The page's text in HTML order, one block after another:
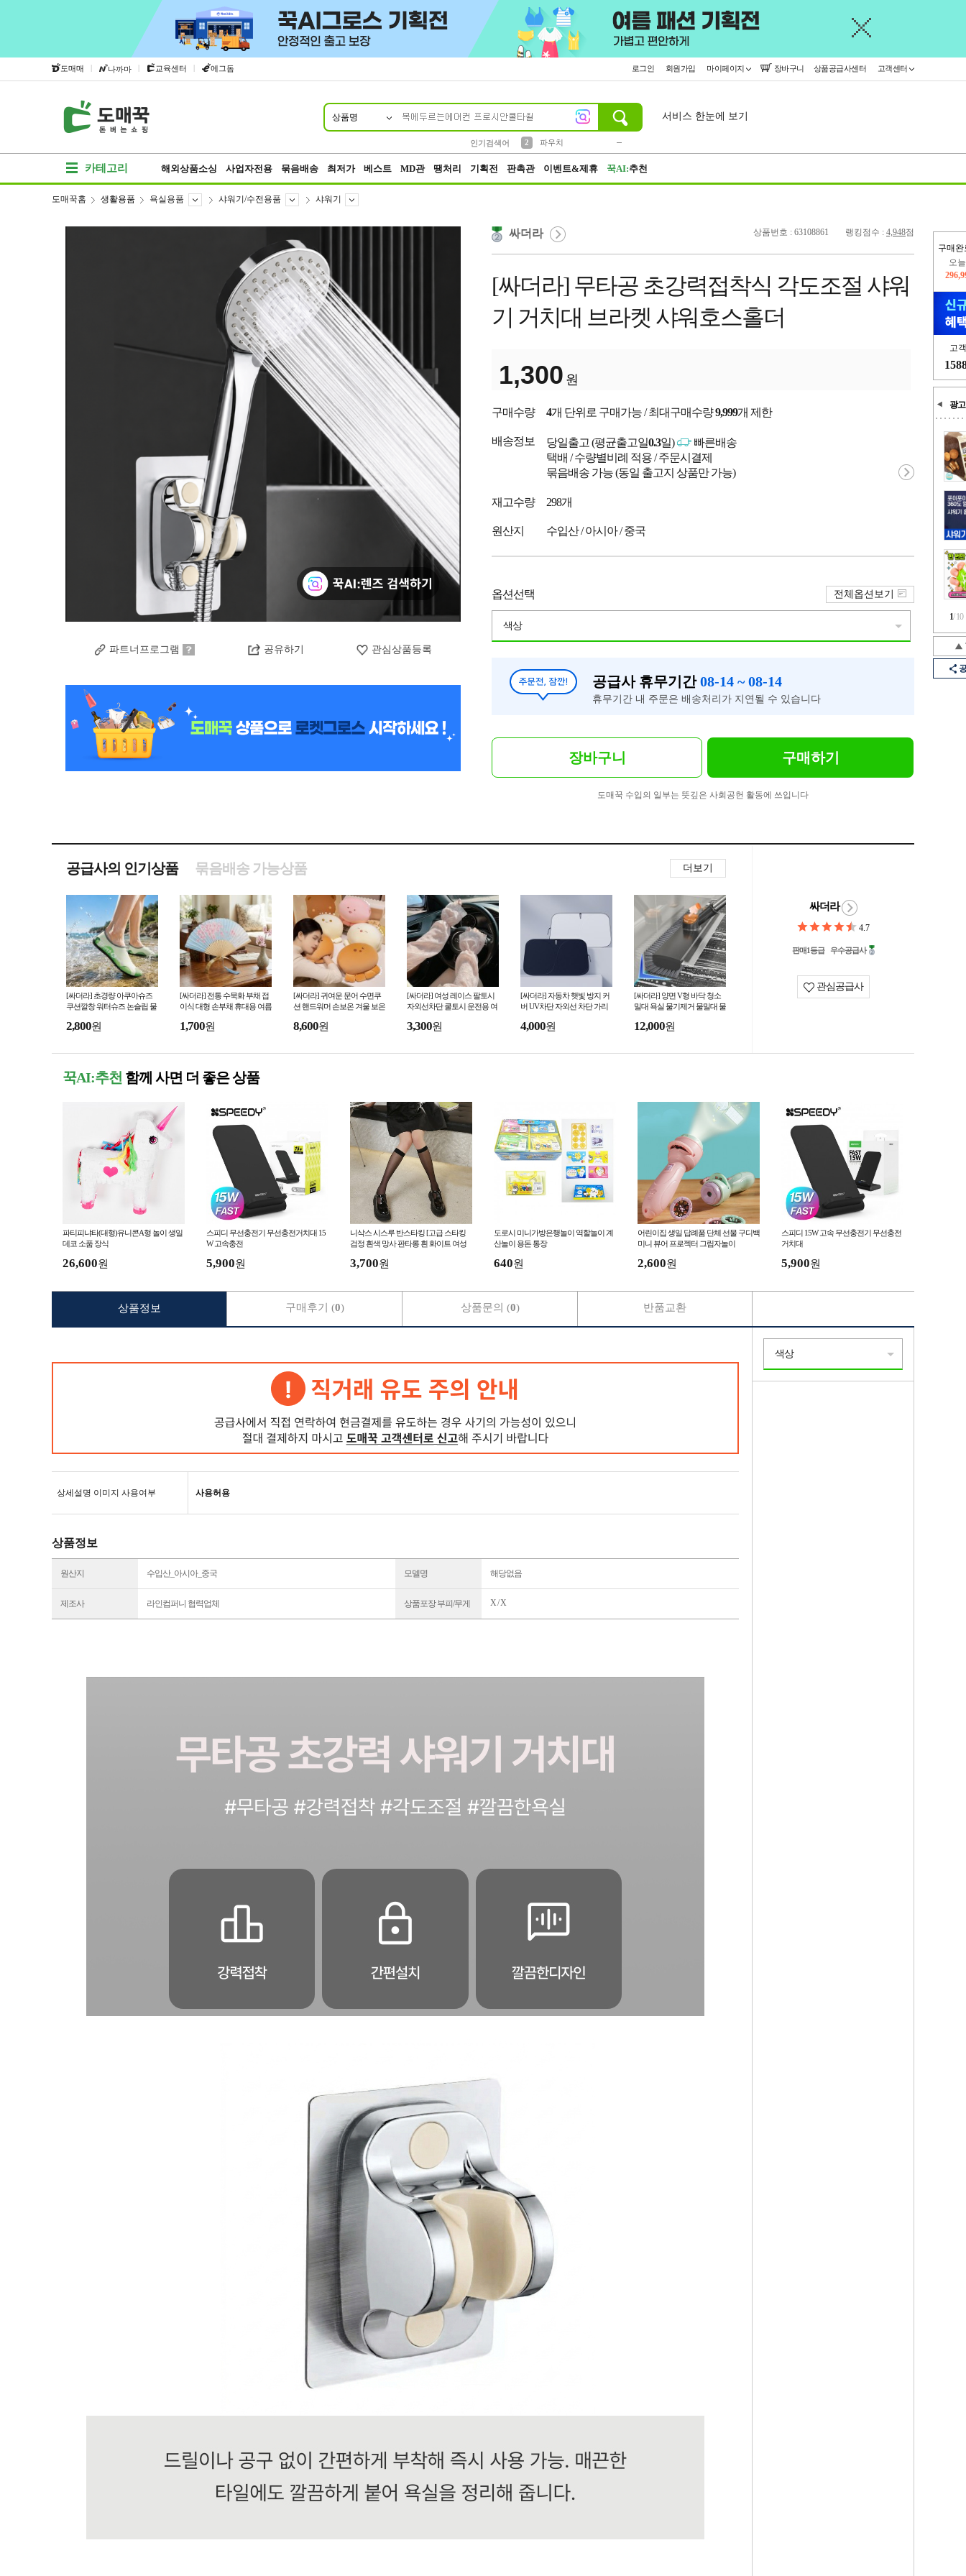
도매매 | 나까마 | 교육센터 | 에그돔 로그인 회원가입 마이페이지 장바구니 상품공급사센터 고객센터
상품명
인기검색어
2
파우치
서비스 한눈에 보기
카테고리 해외상품소싱 사업자전용 묶음배송 최저가 베스트 MD관 땡처리 기획전 판촉관 이벤트&제휴 꾹AI:추천
구매완
오
고
광고
1/10
도매꾹홈 생활용품 욕실용품 샤워기/수전용품 샤워기
파트너프로그램 공유하기 관심상품등록
상품번호 : 63108861 랭킹점수 : 4,948점
싸더라
[싸더라] 무타공 초강력접착식 각도조절 샤워
기 거치대 브라켓 샤워호스홀더
1,300 원
구매수량 4개 단위로 구매가능 / 최대구매수량9,999개 제한
배송정보 당일출고 (평균출고일0.3일)
빠른배송
택배 / 수량별비례 적용 / 주문시결제
묶음배송 가능 (동일 출고지 상품만 가능)
재고수량 298개
원산지 수입산 / 아시아 / 중국
옵션선택
색상
전체옵션보기
공급사 휴무기간08-14 ~ 08-14
휴무기간 내 주문은 배송처리가 지연될 수 있습니다
장바구니 구매하기
도매꾹 수입의 일부는 뜻깊은 사회공헌 활동에 쓰입니다
공급사의 인기상품 더보기
묶음배송 가능상품
[싸더라] 초경량 아쿠아슈즈
쿠션깔창 워터슈즈 논슬립 물
2,800원
[싸더라] 전통 수묵화 부채 접
이식 대형 손부채 휴대용 여름
1,700원
[싸더라] 귀여운 문어 수면쿠
션 핸드워머 손보온 겨울 보온
8,600원
[싸더라] 여성 레이스 팔토시
자외선차단 쿨토시 운전용 여
3,300원
[싸더라] 자동차 햇빛 방지 커
버 UV차단 자외선 차단 가리
4,000원
[싸더라] 양면 V형 바닥 청소
밀대 욕실 물기제거 물밀대 물
12,000원
싸더라
4.7
판매1등급 우수공급사
관심공급사
꾹AI:추천 함께 사면 더 좋은 상품
파티피냐타(대형)유니콘A형 놀이 생일
데코 소품 장식
26,600원
스피디 무선충전기 무선충전거치대 15
W 고속충전
5,900원
니삭스 시스루 반스타킹 [고급 스타킹
검정 흰색 망사 판타롱 흰 화이트 여성
3,700원
도로시 미니가방은행놀이 역할놀이 계
산놀이 용돈 통장
640원
어린이집 생일 답례품 단체 선물 구디백
미니 뷰어 프로젝터 그림자놀이
2,600원
스피디 15W 고속 무선충전기 무선충전
거치대
5,900원
상세설명 이미지 사용여부 사용허용
상품정보
원산지 수입산_아시아_중국 모델명 해당없음
제조사 라인컴퍼니 협력업체 상품포장 부피/무게 X / X
상품정보 구매후기 (0) 상품문의 (0) 반품교환
색상